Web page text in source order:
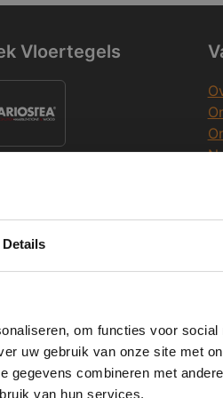
Details
om functies voor social
uw gebruik van onze site met
gegevens combineren met
van hun services.
Vloertegels
Terrastegels
gebruik van cookies.
te verbeteren. Door gebruik te
in overeenstemming met ons
verder
ALLES AFWIJZEN